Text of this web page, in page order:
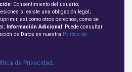
: Consentimiento del usuario;
si existe una obligación legal;
así como otros derechos, como se
Información Adicional : Puede consultar
de Datos en nuestra Política de
de Privacidad